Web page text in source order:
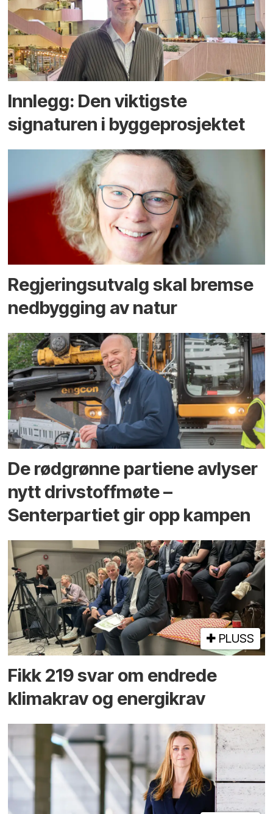
Innlegg: Den viktigste
signaturen i bygge­­prosjektet
Regjerings­utvalg skal bremse
ned­bygging av natur
De rødgrønne partiene avlyser
nytt drivstoffmøte –
Senterpartiet gir opp kampen
PLUSS
Fikk 219 svar om endrede
klimakrav og energikrav